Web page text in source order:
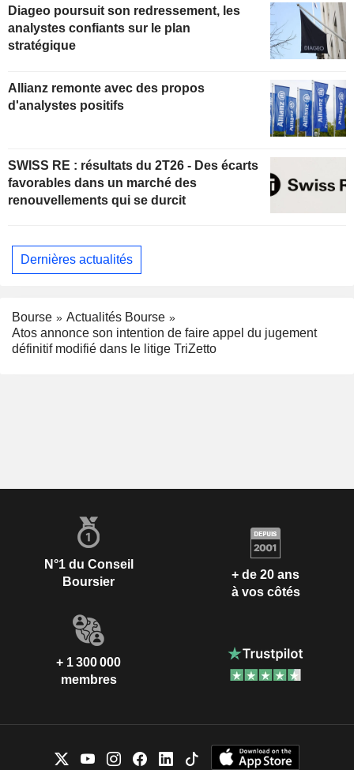
Diageo poursuit son redressement, les
analystes confiants sur le plan
stratégique
Allianz remonte avec des propos
d'analystes positifs
SWISS RE : résultats du 2T26 - Des écarts
favorables dans un marché des
renouvellements qui se durcit
Dernières actualités
Bourse
Actualités Bourse
Atos annonce son intention de faire appel du jugement
définitif modifié dans le litige TriZetto
N°1 du Conseil
Boursier
+ de 20 ans
à vos côtés
+ 1 300 000
membres